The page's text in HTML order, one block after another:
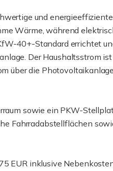
und
Wärme, während
40+-Standard errichtet
Der Haushaltsstrom
über die
sowie ein PKW-
Fahrradabstellflächen
EUR inklusive